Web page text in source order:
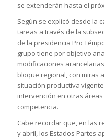
se extenderán hasta el
Según se explicó desde la
tareas a través de la
de la presidencia Pro
grupo tiene por objetivo
modificaciones
bloque regional, con miras
situación productiva
intervención en otras
competencia.
Cabe recordar que, en las
y abril, los Estados Partes